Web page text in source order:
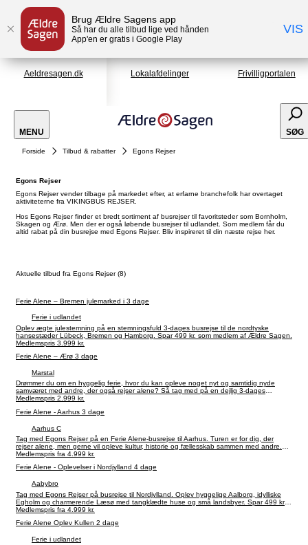
Brug Ældre Sagens app
Så har du alle tilbud lige ved hånden
App'en er gratis i Google Play
VIS
Aeldresagen.dk Lokalafdelinger Frivilligportalen
MENU SØG
Forside Tilbud & rabatter Egons Rejser
Egons Rejser
Egons Rejser vender tilbage på markedet efter, at erfarne branchefolk har overtaget
aktiviteterne fra VIKINGBUS REJSER.
Hos Egons Rejser finder et bredt sortiment af busrejser til favoritsteder som Bornholm,
Skagen og Ærø. Men der er også løbende busrejser til udlandet. Som medlem får du
altid rabat på din busrejse med Egons Rejser. Bliv inspireret til din næste rejse her.
Aktuelle tilbud fra Egons Rejser (8)
Ferie Alene – Bremen julemarked i 3 dage
Ferie i udlandet
Oplev ægte julestemning på en stemningsfuld 3-dages busrejse til de nordtyske
hansestæder Lübeck, Bremen og Hamborg. Spar 499 kr. som medlem af Ældre Sagen.
Medlemspris 3.999 kr.
Ferie Alene – Ærø 3 dage
Marstal
Drømmer du om en hyggelig ferie, hvor du kan opleve noget nyt og samtidig nyde
samværet med andre, der også rejser alene? Så tag med på en dejlig 3-dages
busrejse til charmerende Ærø – en af Danmarks smukkeste og mest idylliske øer. Spar
Medlemspris 2.999 kr.
Ferie Alene - Aarhus 3 dage
Aarhus C
Tag med Egons Rejser på en Ferie Alene-busrejse til Aarhus. Turen er for dig, der
rejser alene, men gerne vil opleve kultur, historie og fællesskab sammen med andre.
Undervejs kan du blandt andet opleve Den Gamle By, Moesgaard Museum, guidet
Medlemspris fra 4.999 kr.
Ferie Alene - Oplevelser i Nordjylland 4 dage
Aabybro
Tag med Egons Rejser på busrejse til Nordjylland. Oplev hyggelige Aalborg, idylliske
Egholm og charmerende Læsø med tangklædte huse og små landsbyer. Spar 499 kr.
pr. person som medlem af Ældre Sagen.
Medlemspris fra 4.999 kr.
Ferie Alene Oplev Kullen 2 dage
Ferie i udlandet